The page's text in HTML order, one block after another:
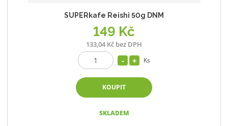
SUPERkafe Reishi 50g DNM
149 Kč
133,04 Kč bez DPH
Ks
KOUPIT
SKLADEM